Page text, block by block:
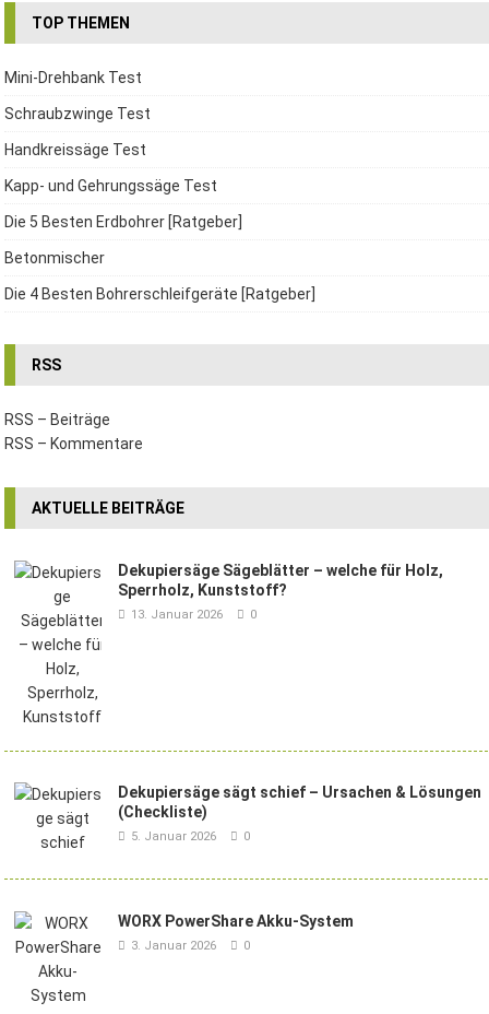
TOP THEMEN
Mini-Drehbank Test
Schraubzwinge Test
Handkreissäge Test
Kapp- und Gehrungssäge Test
Die 5 Besten Erdbohrer [Ratgeber]
Betonmischer
Die 4 Besten Bohrerschleifgeräte [Ratgeber]
RSS
RSS – Beiträge
RSS – Kommentare
AKTUELLE BEITRÄGE
Dekupiersäge Sägeblätter – welche für Holz,
Sperrholz, Kunststoff?
13. Januar 2026 0
Dekupiersäge sägt schief – Ursachen & Lösungen
(Checkliste)
5. Januar 2026 0
WORX PowerShare Akku-System
3. Januar 2026 0